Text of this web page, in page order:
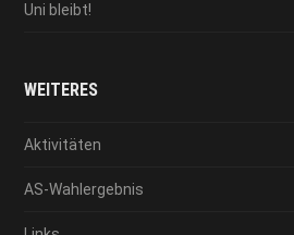
Uni bleibt!
WEITERES
Aktivitäten
AS-Wahlergebnis